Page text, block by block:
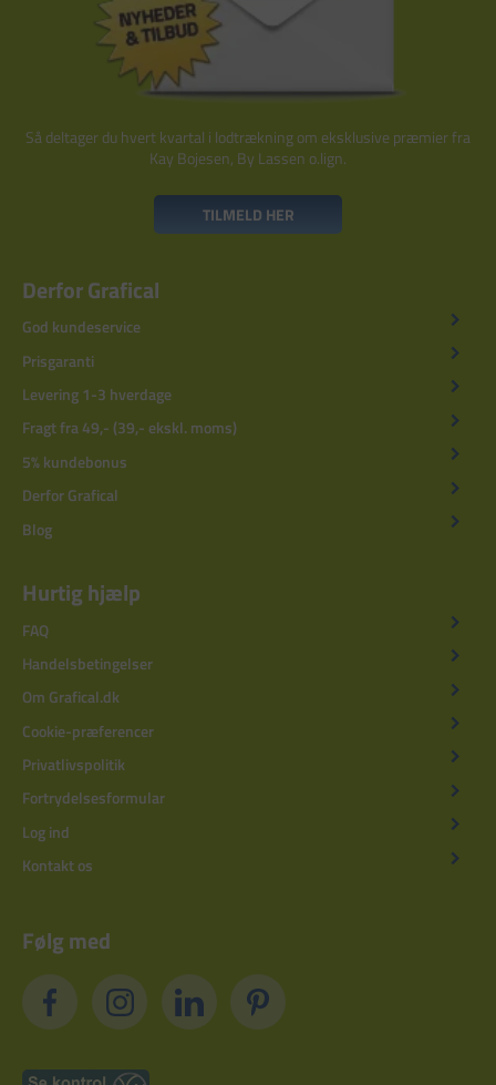
Så deltager du hvert kvartal i lodtrækning om eksklusive præmier fra
Kay Bojesen, By Lassen o.lign.
TILMELD HER
Derfor Grafical
God kundeservice
Prisgaranti
Levering 1-3 hverdage
Fragt fra 49,- (39,- ekskl. moms)
5% kundebonus
Derfor Grafical
Blog
Hurtig hjælp
FAQ
Handelsbetingelser
Om Grafical.dk
Cookie-præferencer
Privatlivspolitik
Fortrydelsesformular
Log ind
Kontakt os
Følg med